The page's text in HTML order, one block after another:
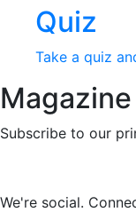
Quiz
Take a quiz
Magazine
Subscribe to our
We're social.